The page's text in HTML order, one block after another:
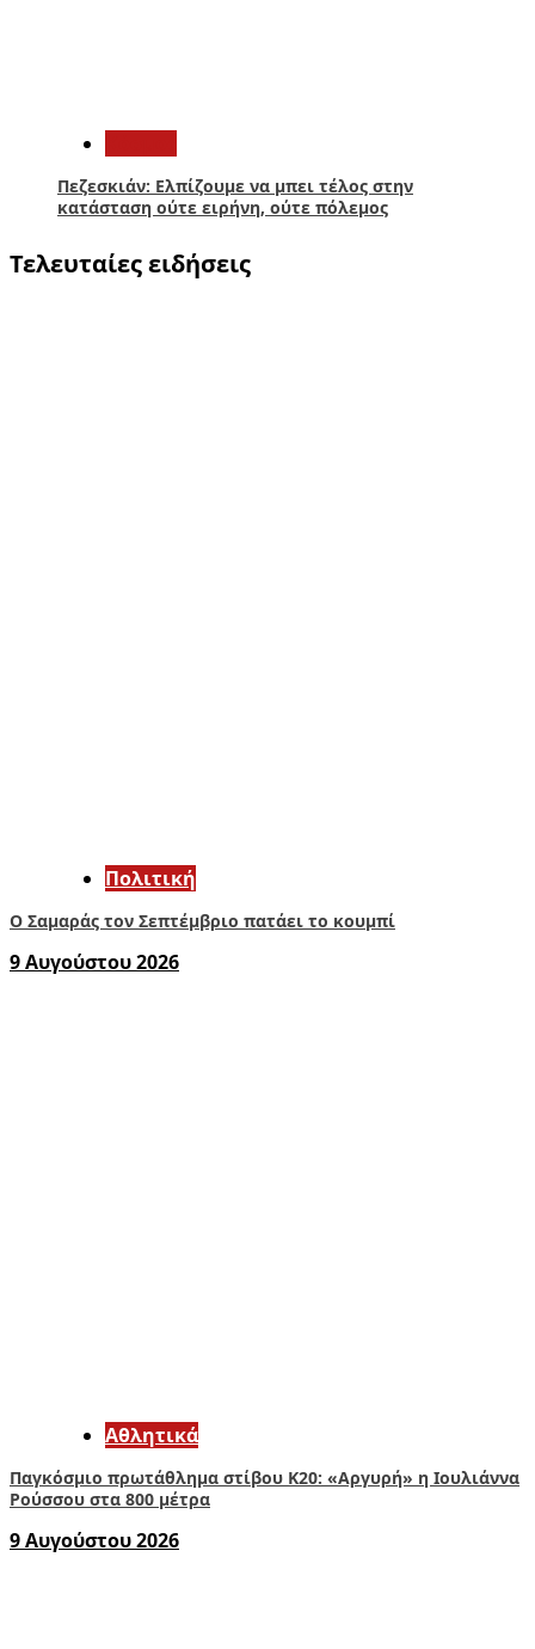
Πεζεσκιάν: Ελπίζουμε να μπει τέλος στην
κατάσταση ούτε ειρήνη, ούτε πόλεμος
Τελευταίες ειδήσεις
Πολιτική
Ο Σαμαράς τον Σεπτέμβριο πατάει το κουμπί
9 Αυγούστου 2026
Αθλητικά
Παγκόσμιο πρωτάθλημα στίβου Κ20: «Αργυρή» η Ιουλιάννα
Ρούσσου στα 800 μέτρα
9 Αυγούστου 2026